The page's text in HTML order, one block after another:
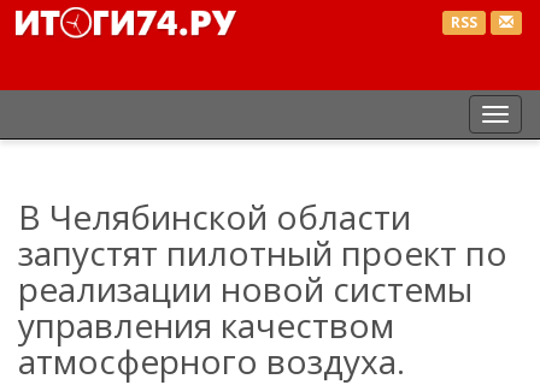
RSS
В Челябинской области
запустят пилотный проект по
реализации новой системы
управления качеством
атмосферного воздуха.